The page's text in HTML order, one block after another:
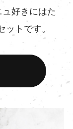
好きにはた
トです。